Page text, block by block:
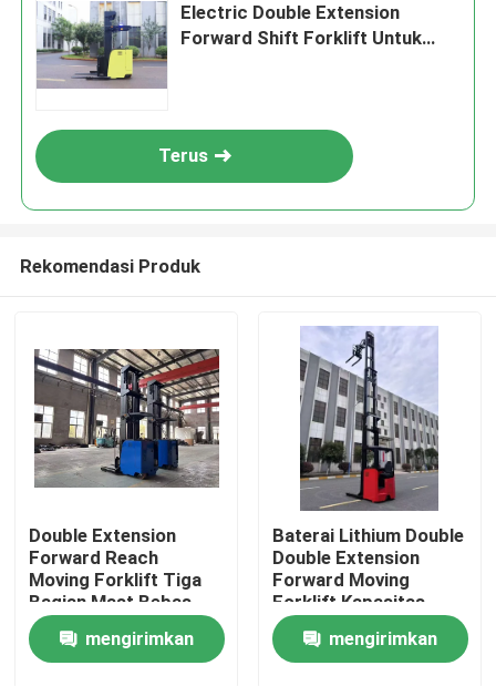
Rumah
Produk
Electric Double Extension
Forward Shift Forklift Untuk
Terus
Rekomendasi Produk
Double Extension
Forward Reach
Moving Forklift Tiga
Bagian Mast Bebas
sepenuhnya Beban
Nominal 1500 KG
Ketinggian Angkat 10
mengirimkan
Baterai Lithium Double
Double Extension
Forward Moving
Forklift Kapasitas
1600 KGS 1,6 Ton.
mengirimkan